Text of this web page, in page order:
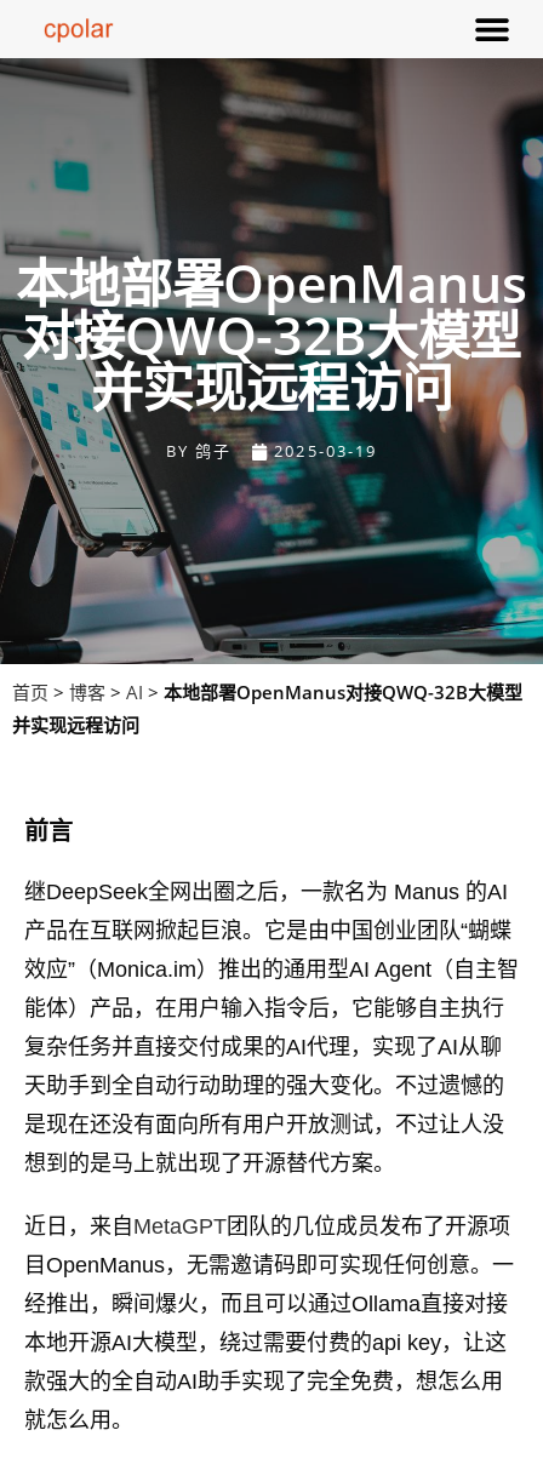
本地部署OpenManus
对接QWQ-32B大模型
并实现远程访问
BY 鸽子 2025-03-19
首页 > 博客 > AI > 本地部署OpenManus对接QWQ-32B大模型
并实现远程访问
前言
继DeepSeek全网出圈之后，一款名为 Manus 的AI
产品在互联网掀起巨浪。它是由中国创业团队“蝴蝶
效应”（Monica.im）推出的通用型AI Agent（自主智
能体）产品，在用户输入指令后，它能够自主执行
复杂任务并直接交付成果的AI代理，实现了AI从聊
天助手到全自动行动助理的强大变化。不过遗憾的
是现在还没有面向所有用户开放测试，不过让人没
想到的是马上就出现了开源替代方案。
近日，来自 MetaGPT团队的几位成员发布了开源项
目OpenManus，无需邀请码即可实现任何创意。一
经推出，瞬间爆火，而且可以通过Ollama直接对接
本地开源AI大模型，绕过需要付费的api key，让这
款强大的全自动AI助手实现了完全免费，想怎么用
就怎么用。